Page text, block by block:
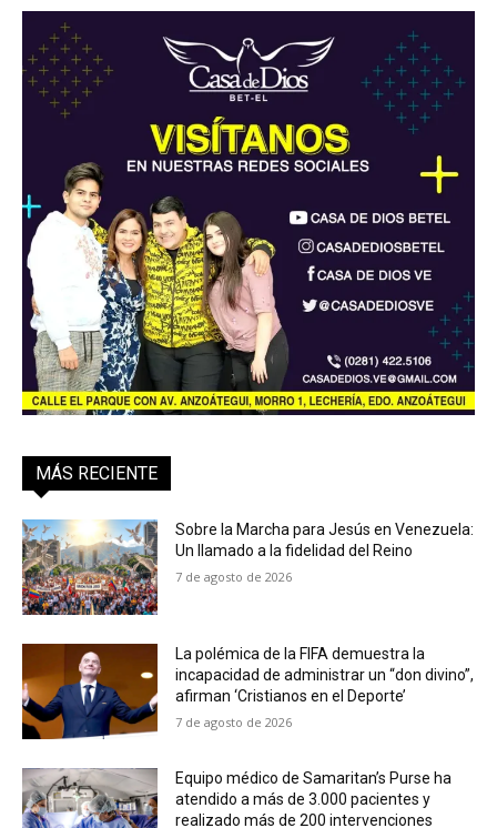
MÁS RECIENTE
Sobre la Marcha para Jesús en Venezuela:
Un llamado a la fidelidad del Reino
7 de agosto de 2026
La polémica de la FIFA demuestra la
incapacidad de administrar un “don divino”,
afirman ‘Cristianos en el Deporte’
7 de agosto de 2026
Equipo médico de Samaritan’s Purse ha
atendido a más de 3.000 pacientes y
realizado más de 200 intervenciones